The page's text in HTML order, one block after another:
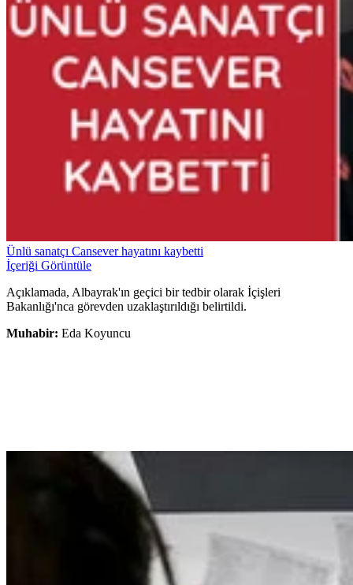
Ünlü sanatçı Cansever hayatını kaybetti
İçeriği Görüntüle
Açıklamada, Albayrak'ın geçici bir tedbir olarak İçişleri
Bakanlığı'nca görevden uzaklaştırıldığı belirtildi.
Muhabir: Eda Koyuncu